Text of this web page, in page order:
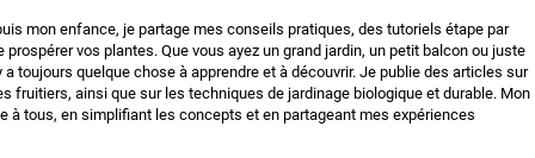
mon enfance, je partage mes conseils pratiques, des tutoriels étape par
vos plantes. Que vous ayez un grand jardin, un petit balcon ou juste
toujours quelque chose à apprendre et à découvrir. Je publie des articles sur
fruitiers, ainsi que sur les techniques de jardinage biologique et durable. Mon
à tous, en simplifiant les concepts et en partageant mes expériences